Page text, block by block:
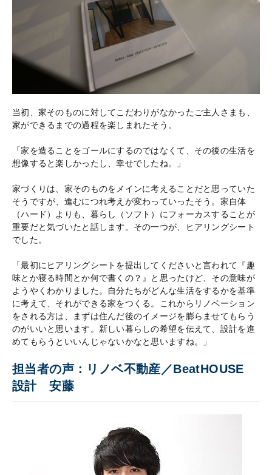
当初、家そのものに対してこだわりがなかったご主人さまも、
家ができるまでの過程を楽しまれたそう。
「家を造ることをゴールにするのではなくて、その後の生活を
想像すると楽しかったし、幸せでしたね。」
家づくりは、家そのものをメインに考えることだと思っていた
そうですが、進むにつれ考えが変わっていったそう。家自体
（ハード）よりも、暮らし（ソフト）にフォーカスすることが
重要だと気づいたと話します。その一つが、ヒアリングシート
でした。
「最初にヒアリングシートを提出してくださいと言われて『趣
味とか寝る時間とか何で書くの？』と思ったけど、その意味が
ようやくわかりました。自分たちがどんな生活をするかを基準
に考えて、それができる家をつくる。これからリノベーション
をされる方は、まずは住んだ後のイメージを膨らませてもらう
のがいいと思います。新しい暮らしの希望を伝えて、設計を進
めてもらうといいんじゃないかなと思いますね。」
担当者の声：リノベ不動産／BeatHOUSE
設計 安藤